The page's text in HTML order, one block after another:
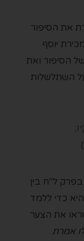
את הסיפור
יוסף
הסיפור ואת
השתלשלות
ל"ח בין
היא כדי ללמד
את הצער
אמרת